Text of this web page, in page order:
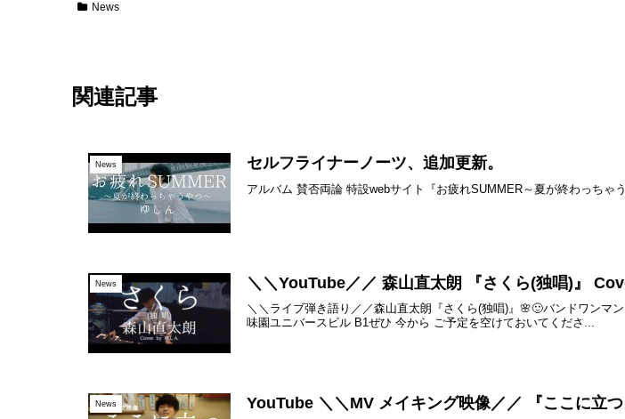
News
関連記事
News セルフライナーノーツ、追加更新。
アルバム 賛否両論 特設webサイト『お疲れSUMMER～夏が終わっち
News ＼＼YouTube／／ 森山直太朗 『さくら(独唱)』
＼＼ライブ弾き語り／／森山直太朗『さくら(独唱)』🌸🙂バンドワンマ
味園ユニバースビル B1ぜひ 今から ご予定を空けておいてくださ...
News YouTube ＼＼MV メイキング映像／／ 『ここに立